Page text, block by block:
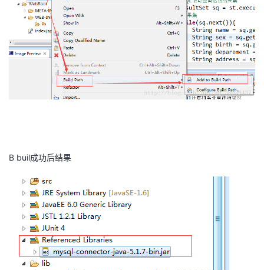
动
关
注
的
堂
我
的
课
程
我
的
认
我
的
我
我
Programs
的
技
术
支
我
的
云
声
B buil成功后结果